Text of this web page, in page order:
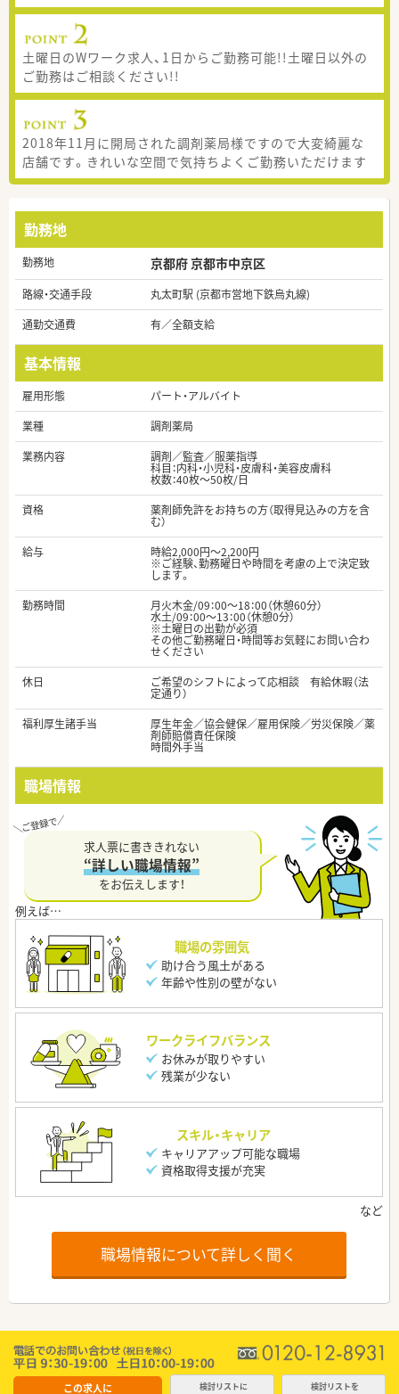
土曜日のWワーク求人、1日からご勤務可能!!土曜日以外の
ご勤務はご相談ください!!
2018年11月に開局された調剤薬局様ですので大変綺麗な
店舗です。きれいな空間で気持ちよくご勤務いただけます
勤務地
勤務地 京都府 京都市中京区
路線・交通手段
丸太町駅 (京都市営地下鉄烏丸線)
通勤交通費
有／全額支給
基本情報
雇用形態
パート・アルバイト
業種
調剤薬局
業務内容
調剤／監査／服薬指導
科目：内科・小児科・皮膚科・美容皮膚科
枚数：40枚～50枚/日
資格
薬剤師免許をお持ちの方（取得見込みの方を含
む）
給与
時給2,000円～2,200円
※ご経験、勤務曜日や時間を考慮の上で決定致
します。
勤務時間
月火木金/09：00～18：00（休憩60分）
水土/09：00～13：00（休憩0分）
※土曜日の出勤が必須
その他ご勤務曜日・時間等お気軽にお問い合わ
せください
休日
ご希望のシフトによって応相談 有給休暇（法
定通り）
福利厚生諸手当
厚生年金／協会健保／雇用保険／労災保険／薬
剤師賠償責任保険
時間外手当
職場情報
求人票に書ききれない
“詳しい職場情報”
をお伝えします！
職場の雰囲気
助け合う風土がある
年齢や性別の壁がない
ワークライフバランス
お休みが取りやすい
残業が少ない
スキル・キャリア
キャリアアップ可能な職場
資格取得支援が充実
職場情報について詳しく聞く
この求人に 検討リストに 検討リストを